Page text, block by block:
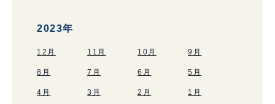
2023年
12月 11月 10月 9月
8月 7月 6月 5月
4月 3月 2月 1月